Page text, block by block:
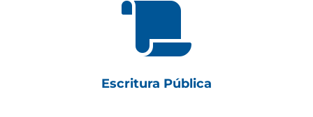

Escritura Pública